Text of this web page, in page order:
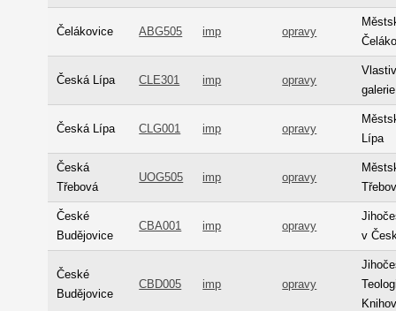
Čelákovice ABG505 imp opravy
Česká Lípa CLE301 imp opravy
Česká Lípa CLG001 imp opravy
Lípa
Česká
Třebová
UOG505 imp opravy
České
Budějovice
CBA001 imp opravy
v
České
Budějovice
CBD005 imp opravy